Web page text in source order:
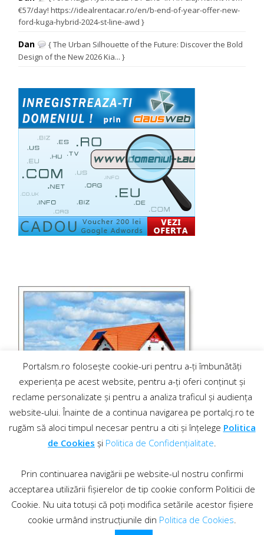
€57/day! https://idealrentacar.ro/en/b-end-of-year-offer-new-
ford-kuga-hybrid-2024-st-line-awd }
Dan
{ The Urban Silhouette of the Future: Discover the Bold
Design of the New 2026 Kia... }
Contact·Regulament comentarii
© 2019 PortalCJ.ro. Toate drepturile sunt rezervate.
Portalsm.ro folosește cookie-uri pentru a-ți îmbunătăți
experiența pe acest website, pentru a-ți oferi conținut și
reclame personalizate și pentru a analiza traficul și audiența
website-ului. Înainte de a continua navigarea pe portalcj.ro te
rugăm să aloci timpul necesar pentru a citi și înțelege Politica
de Cookies și Politica de Confidențialitate.
Prin continuarea navigării pe website-ul nostru confirmi
acceptarea utilizării fișierelor de tip cookie conform Politicii de
Cookie. Nu uita totuși că poți modifica setările acestor fișiere
cookie urmând instrucțiunile din Politica de Cookies.